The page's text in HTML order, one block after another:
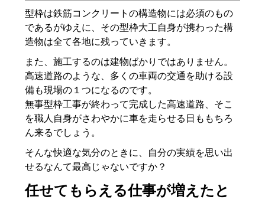
型枠は鉄筋コンクリートの構造物には必須のもの
であるがゆえに、その型枠大工自身が携わった構
造物は全て各地に残っていきます。
また、施工するのは建物ばかりではありません。
高速道路のような、多くの車両の交通を助ける設
備も現場の１つになるのです。
無事型枠工事が終わって完成した高速道路、そこ
を職人自身がさわやかに車を走らせる日ももちろ
ん来るでしょう。
そんな快適な気分のときに、自分の実績を思い出
せるなんて最高じゃないですか？
任せてもらえる仕事が増えたと